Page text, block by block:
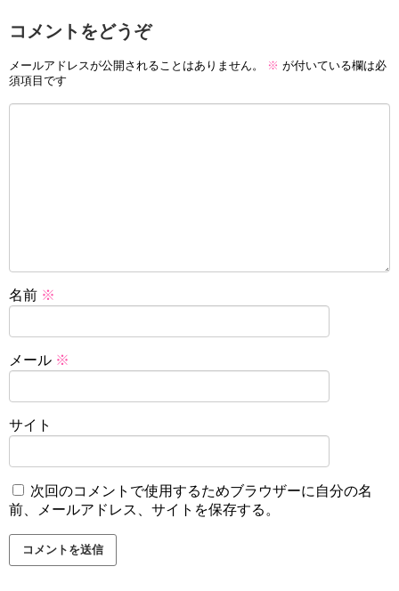
コメントをどうぞ
メールアドレスが公開されることはありません。 ※ が付いている欄は必
須項目です
名前 ※
メール ※
サイト
次回のコメントで使用するためブラウザーに自分の名
前、メールアドレス、サイトを保存する。